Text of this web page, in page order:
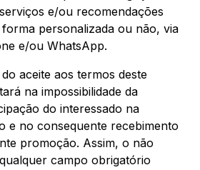
e/ou recomendações
personalizada ou não, via
e/ou WhatsApp.
do aceite aos termos deste
na impossibilidade da
do interessado na
e no consequente recebimento
promoção. Assim, o não
campo obrigatório